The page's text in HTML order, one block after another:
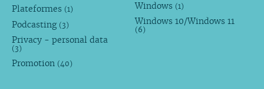
Plateformes (1)
Podcasting (3)
Privacy - personal data
(3)
Promotion (40)
Windows (1)
Windows 10/Windows 11
(6)